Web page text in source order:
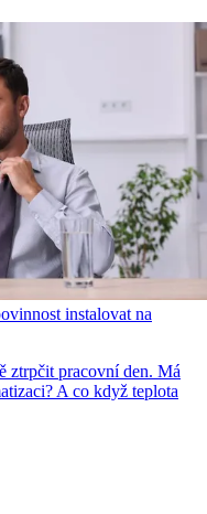
instalovat na
ztrpčit pracovní den. Má
A co když teplota